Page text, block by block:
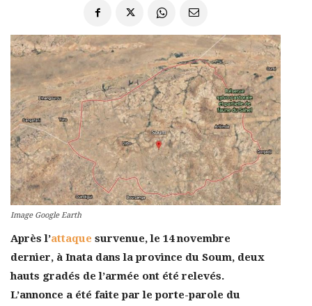
Image Google Earth
Après l’attaque survenue, le 14 novembre
dernier, à Inata dans la province du Soum, deux
hauts gradés de l’armée ont été relevés.
L’annonce a été faite par le porte-parole du